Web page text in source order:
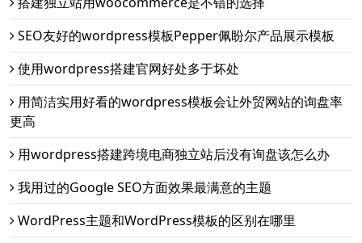
SEO友好的wordpress模板Pepper佩盼尔产品展示模板
使用wordpress搭建官网好处多于坏处
用简洁实用好看的wordpress模板会让外贸网站的询盘率
更高
用wordpress搭建跨境电商独立站后没有询盘该怎么办
我用过的Google SEO方面效果最满意的主题
WordPress主题和WordPress模板的区别在哪里